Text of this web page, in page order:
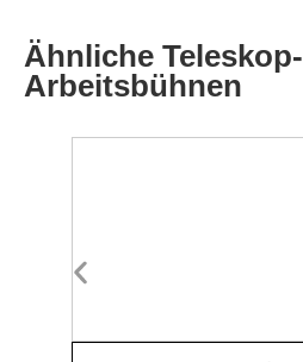
Ähnliche Teleskop-
Arbeitsbühnen